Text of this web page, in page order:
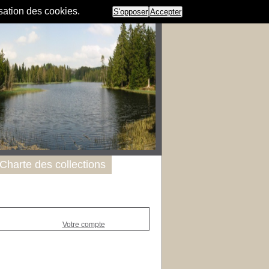
des cookies. S'opposer Accepter
Votre compte
des collections